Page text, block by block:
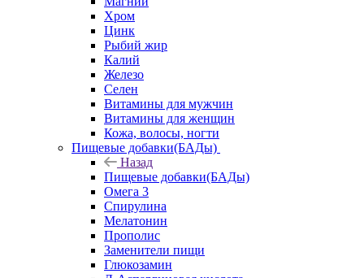
Хром
Цинк
Рыбий жир
Калий
Железо
Селен
Витамины для мужчин
Витамины для женщин
Кожа, волосы, ногти
Пищевые добавки(БАДы)
Назад
Пищевые добавки(БАДы)
Омега 3
Спирулина
Мелатонин
Прополис
Заменители пищи
Глюкозамин